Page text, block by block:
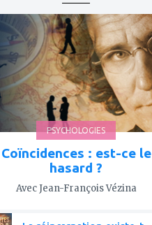
PSYCHOLOGIES
Coïncidences : est-ce le
hasard ?
Avec Jean-François Vézina